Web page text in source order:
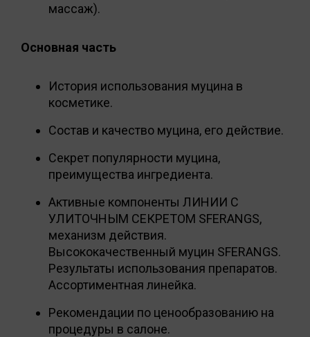
массаж).
Основная часть
История использования муцина в
косметике.
Состав и качество муцина, его действие.
Секрет популярности муцина,
преимущества ингредиента.
Активные компоненты ЛИНИИ С
УЛИТОЧНЫМ СЕКРЕТОМ SFERANGS,
механизм действия.
Высококачественный муцин SFERANGS.
Результаты использования препаратов.
Ассортиментная линейка.
Рекомендации по ценообразованию на
процедуры в салоне.